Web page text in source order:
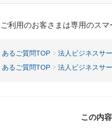
利用のお客さまは専用のスマ
あるご質問TOP 法人ビジネスサ
あるご質問TOP
法人ビジネスサ
この内